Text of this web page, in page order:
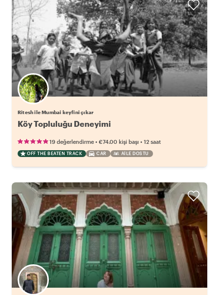
Ritesh ile Mumbai keyfini çıkar
Köy Topluluğu Deneyimi
19 değerlendirme • €74.00 kişi başı • 12 saat
OFF THE BEATEN TRACK CAR AILE DOSTU